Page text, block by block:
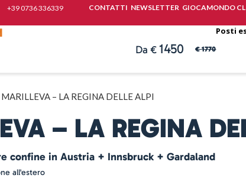
+39 0736 336339 CONTATTI NEWSLETTER GIOCAMONDO
1450 1770
Posti
– LA REGINA DELLE ALPI
– LA REGINA
confine in Austria + Innsbruck + Gardaland
all'estero